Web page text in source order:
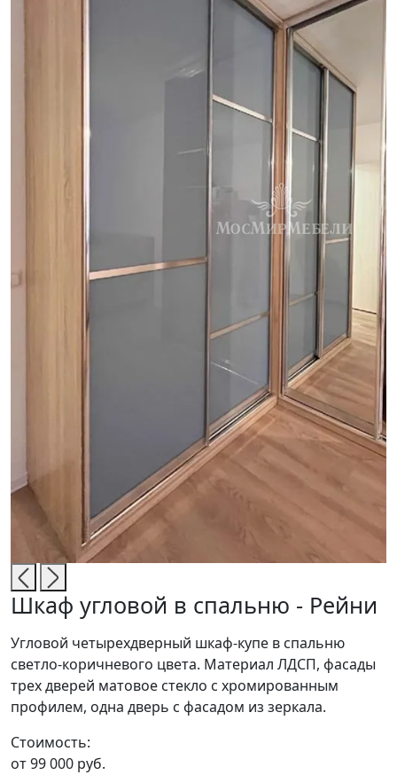
Шкаф угловой в спальню - Рейни
Угловой четырехдверный шкаф-купе в спальню
светло-коричневого цвета. Материал ЛДСП, фасады
трех дверей матовое стекло с хромированным
профилем, одна дверь с фасадом из зеркала.
Стоимость:
от 99 000 руб.